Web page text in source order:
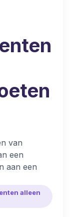
van
een
aan een
alleen